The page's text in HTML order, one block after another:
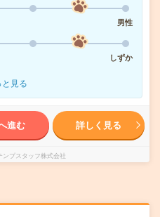
男性
しずか
と見る
進む 詳しく見る
ンプスタッフ株式会社